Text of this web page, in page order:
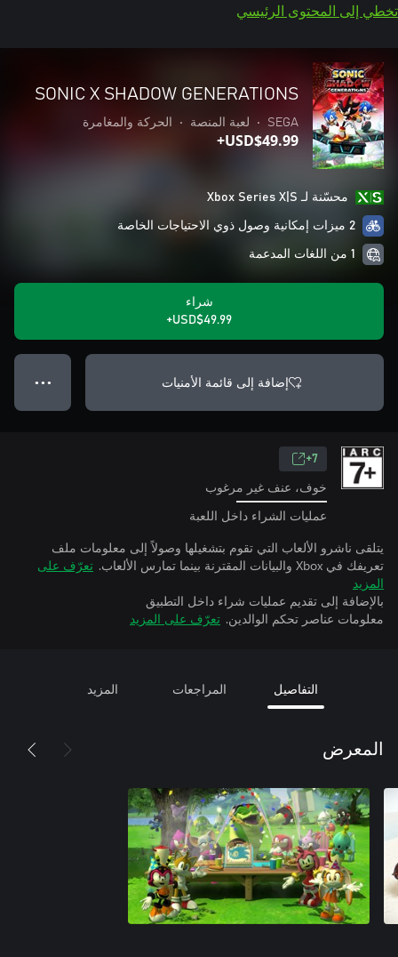
تخطي إلى المحتوى الرئيسي
SONIC X SHADOW GENERATIONS
SEGA
• لعبة المنصة • الحركة والمغامرة
USD$49.99+
محسّنة لـ Xbox Series X|S
2 ميزات إمكانية وصول ذوي الاحتياجات الخاصة
1 من اللغات المدعمة
شراء
USD$49.99+
إضافة إلى قائمة الأمنيات ● ● ●
7+
خوف، عنف غير مرغوب
عمليات الشراء داخل اللعبة
يتلقى ناشرو الألعاب التي تقوم بتشغيلها وصولاً إلى معلومات ملف
تعريفك في Xbox والبيانات المقترنة بينما تمارس الألعاب.
تعرّف على
المزيد
بالإضافة إلى تقديم عمليات شراء داخل التطبيق
معلومات عناصر تحكم الوالدين. تعرّف على المزيد
التفاصيل المراجعات المزيد
المعرض